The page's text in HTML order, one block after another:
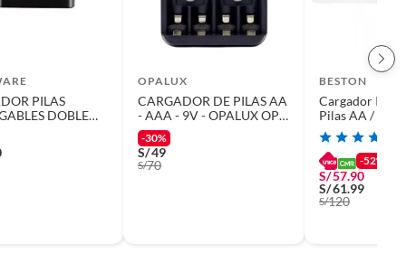
PILAS
DOBLE
AAA
OPALUX
CARGADOR DE PILAS AA
- AAA - 9V - OPALUX OP-
BC8021
-30%
S/49
S/70
BESTON
Cargador
Pilas AA /
Pantalla LCD
-52%
S/57.90
S/61.99
S/120